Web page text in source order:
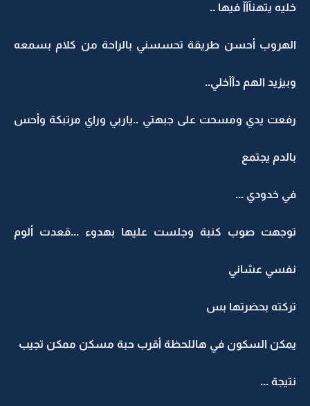
خليه يتهنآآآ فيها ..
الهروب أحسن طريقة تحسسني بالراحة من كلام بسمعه
وبيزيد الهم دآآخلي..
رفعت يدي ومسحت على جبهتي ..ياربي وراي مرتبكة وأحس
بالدم يجتمع
في خدودي ...
توجهت صوب كنبة وجلست عليها بهدوء ...قعدت ألوم
نفسي عشاني
تركته بحضرتها بس
يمكن السكون في هاللحظة أقرب حبة مسكن ممكن تجيب
نتيجة ...